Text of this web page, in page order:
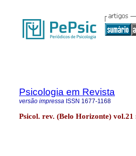
Psicologia em Revista
versão impressa ISSN 1677-1168
Psicol. rev. (Belo Horizonte)